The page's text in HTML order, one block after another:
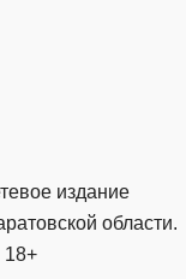
издание
области.